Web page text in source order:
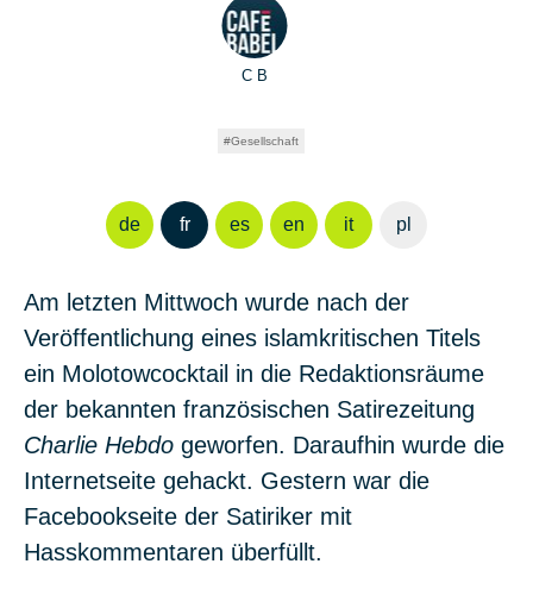
C B
Gesellschaft
de fr es en it pl
Am letzten Mittwoch wurde nach der
Veröffentlichung eines islamkritischen Titels
ein Molotowcocktail in die Redaktionsräume
der bekannten französischen Satirezeitung
Charlie Hebdo geworfen. Daraufhin wurde die
Internetseite gehackt. Gestern war die
Facebookseite der Satiriker mit
Hasskommentaren überfüllt.